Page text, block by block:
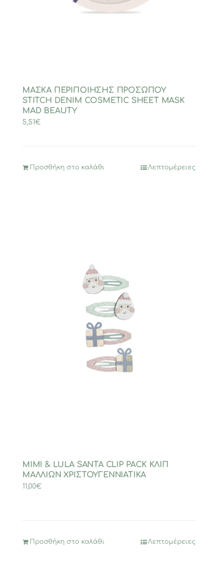
ΜΑΣΚΑ ΠΕΡΙΠΟΙΗΣΗΣ ΠΡΟΣΩΠΟΥ
STITCH DENIM COSMETIC SHEET MASK
MAD BEAUTY
5,51€
Προσθήκη στο καλάθι Λεπτομέρειες
MIMI & LULA SANTA CLIP PACK ΚΛΙΠ
ΜΑΛΛΙΩΝ ΧΡΙΣΤΟΥΓΕΝΝΙΑΤΙΚΑ
11,00€
Προσθήκη στο καλάθι Λεπτομέρειες